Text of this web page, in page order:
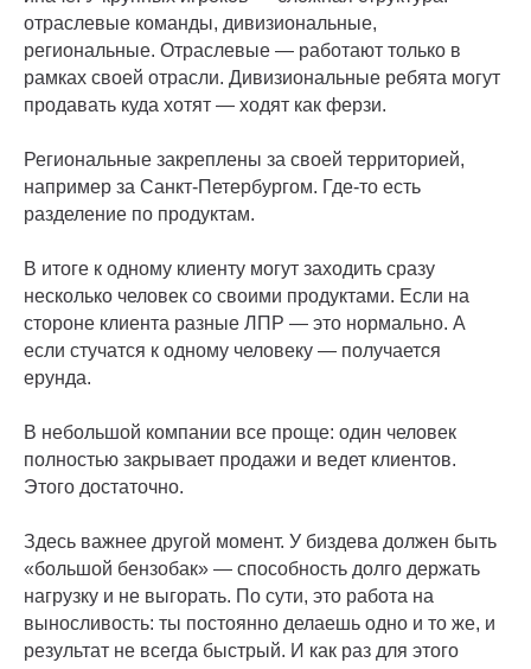
отраслевые команды, дивизиональные,
региональные. Отраслевые — работают только в
рамках своей отрасли. Дивизиональные ребята могут
продавать куда хотят — ходят как ферзи.
Региональные закреплены за своей территорией,
например за Санкт-Петербургом. Где-то есть
разделение по продуктам.
В итоге к одному клиенту могут заходить сразу
несколько человек со своими продуктами. Если на
стороне клиента разные ЛПР — это нормально. А
если стучатся к одному человеку — получается
ерунда.
В небольшой компании все проще: один человек
полностью закрывает продажи и ведет клиентов.
Этого достаточно.
Здесь важнее другой момент. У биздева должен быть
«большой бензобак» — способность долго держать
нагрузку и не выгорать. По сути, это работа на
выносливость: ты постоянно делаешь одно и то же, и
результат не всегда быстрый. И как раз для этого